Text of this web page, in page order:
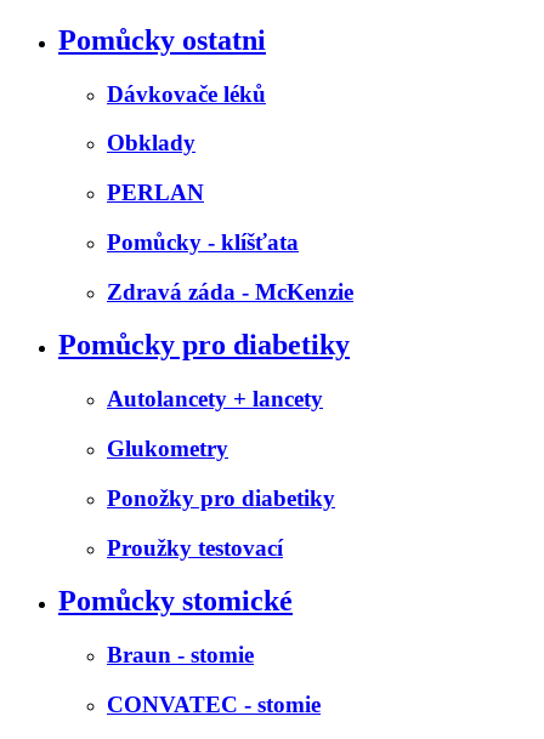
Pomůcky ostatni
Dávkovače léků
Obklady
PERLAN
Pomůcky - klíšťata
Zdravá záda - McKenzie
Pomůcky pro diabetiky
Autolancety + lancety
Glukometry
Ponožky pro diabetiky
Proužky testovací
Pomůcky stomické
Braun - stomie
CONVATEC - stomie